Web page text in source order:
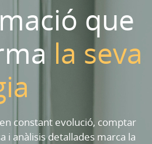
que
la seva
constant evolució, comptar
i anàlisis detallades marca la